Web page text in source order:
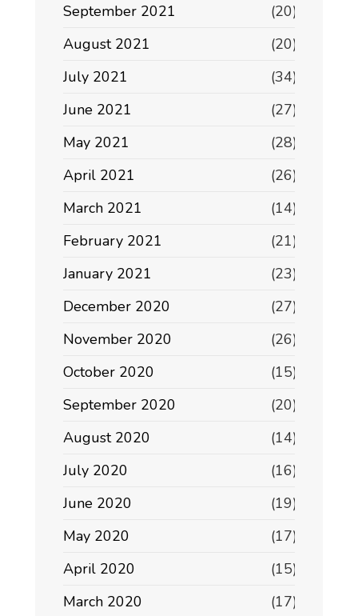
September 2021
(20)
August 2021
(20)
July 2021
(34)
June 2021
(27)
May 2021
(28)
April 2021
(26)
March 2021
(14)
February 2021
(21)
January 2021
(23)
December 2020
(27)
November 2020
(26)
October 2020
(15)
September 2020
(20)
August 2020
(14)
July 2020
(16)
June 2020
(19)
May 2020
(17)
April 2020
(15)
March 2020
(17)